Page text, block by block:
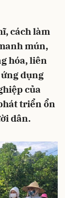
cách làm
mún,
hóa, liên
dụng
của
triển ổn
dân.